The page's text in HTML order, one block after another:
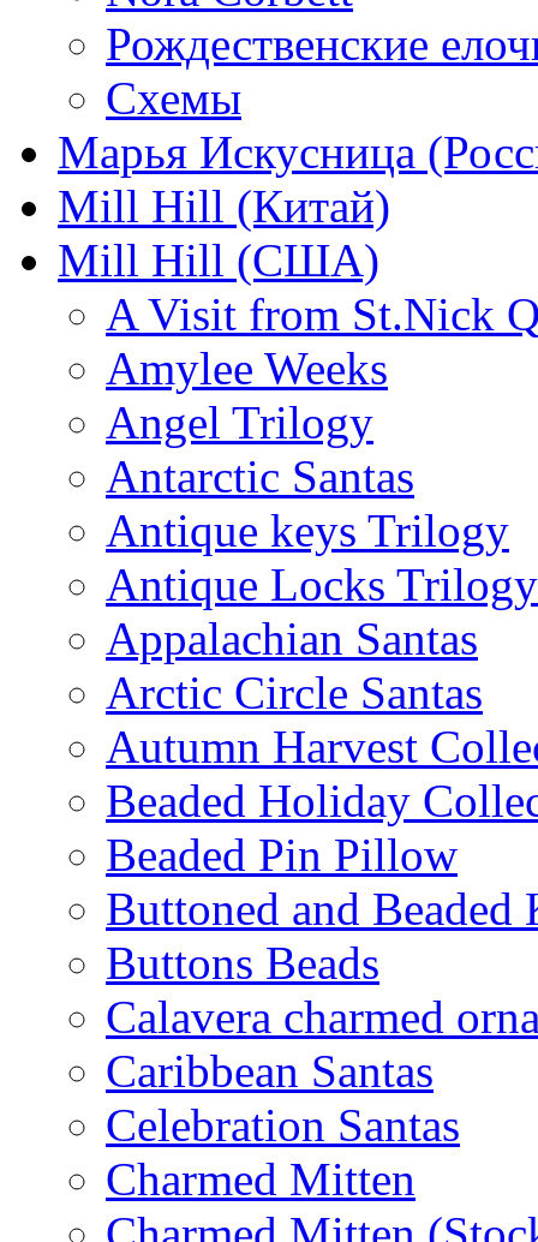
Рождественские
Схемы
Марья Искусница
Mill Hill (Китай)
Mill Hill (США)
A Visit from St.Nick
Amylee Weeks
Angel Trilogy
Antarctic Santas
Antique keys Trilogy
Antique Locks Trilogy
Appalachian Santas
Arctic Circle Santas
Autumn Harvest
Beaded Holiday
Beaded Pin Pillow
Buttoned and Beaded
Buttons Beads
Calavera charmed
Caribbean Santas
Celebration Santas
Charmed Mitten